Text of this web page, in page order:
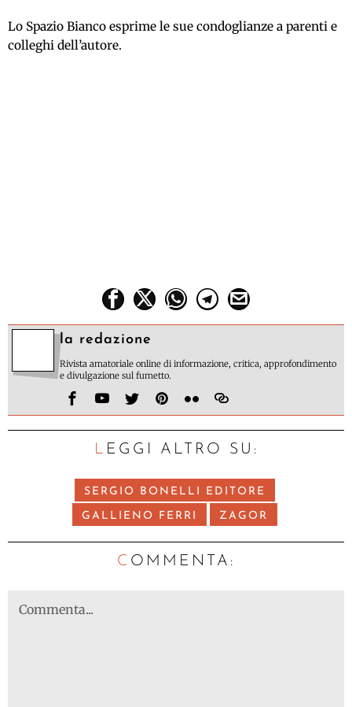
Lo Spazio Bianco esprime le sue condoglianze a parenti e
colleghi dell’autore.
la redazione
Rivista amatoriale online di informazione, critica, approfondimento
e divulgazione sul fumetto.
LEGGI ALTRO SU:
SERGIO BONELLI EDITORE
GALLIENO FERRI ZAGOR
C OMMENTA: